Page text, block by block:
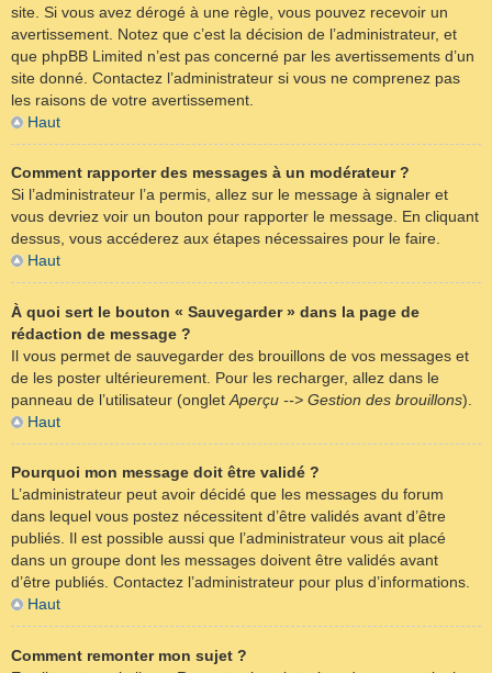
site. Si vous avez dérogé à une règle, vous pouvez recevoir un
avertissement. Notez que c’est la décision de l’administrateur, et
que phpBB Limited n’est pas concerné par les avertissements d’un
site donné. Contactez l’administrateur si vous ne comprenez pas
les raisons de votre avertissement.
Haut
Comment rapporter des messages à un modérateur ?
Si l’administrateur l’a permis, allez sur le message à signaler et
vous devriez voir un bouton pour rapporter le message. En cliquant
dessus, vous accéderez aux étapes nécessaires pour le faire.
Haut
À quoi sert le bouton « Sauvegarder » dans la page de
rédaction de message ?
Il vous permet de sauvegarder des brouillons de vos messages et
de les poster ultérieurement. Pour les recharger, allez dans le
panneau de l’utilisateur (onglet Aperçu --> Gestion des brouillons).
Haut
Pourquoi mon message doit être validé ?
L’administrateur peut avoir décidé que les messages du forum
dans lequel vous postez nécessitent d’être validés avant d’être
publiés. Il est possible aussi que l’administrateur vous ait placé
dans un groupe dont les messages doivent être validés avant
d’être publiés. Contactez l’administrateur pour plus d’informations.
Haut
Comment remonter mon sujet ?